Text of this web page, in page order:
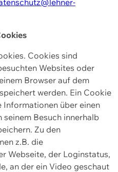
Cookies sind
Websites oder
Browser auf dem
werden. Ein Cookie
Informationen über einen
Besuch innerhalb
Zu den
z.B. die
Webseite, der Loginstatus,
an der ein Video geschaut